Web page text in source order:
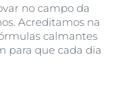
no campo da
Acreditamos na
calmantes
para que cada dia